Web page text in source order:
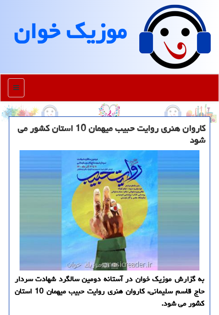
موزیك خوان
منو
کاروان هنری روایت حبیب میهمان 10 استان کشور می
شود
به گزارش موزیک خوان در آستانه دومین سالگرد شهادت سردار
حاج قاسم سلیمانی، کاروان هنری روایت حبیب میهمان 10 استان
کشور می شود.